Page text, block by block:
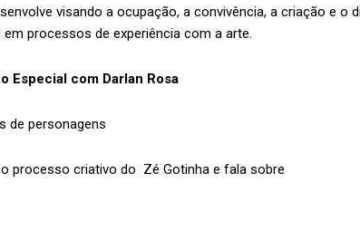
visando a ocupação, a convivência, a criação e o
processos de experiência com a arte.
Especial com Darlan Rosa
de personagens
processo criativo do Zé Gotinha e fala sobre